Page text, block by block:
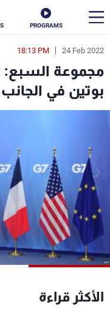
PROGRAMS
24 Feb 2022
18:13 PM
مجموعة السبع:
بوتين في
الأكثر قراءة
en
الأخبار
سياسة
منوعات
كأس العالم
البرامج
جدول البرامج
شاهد البرامج
الترددات